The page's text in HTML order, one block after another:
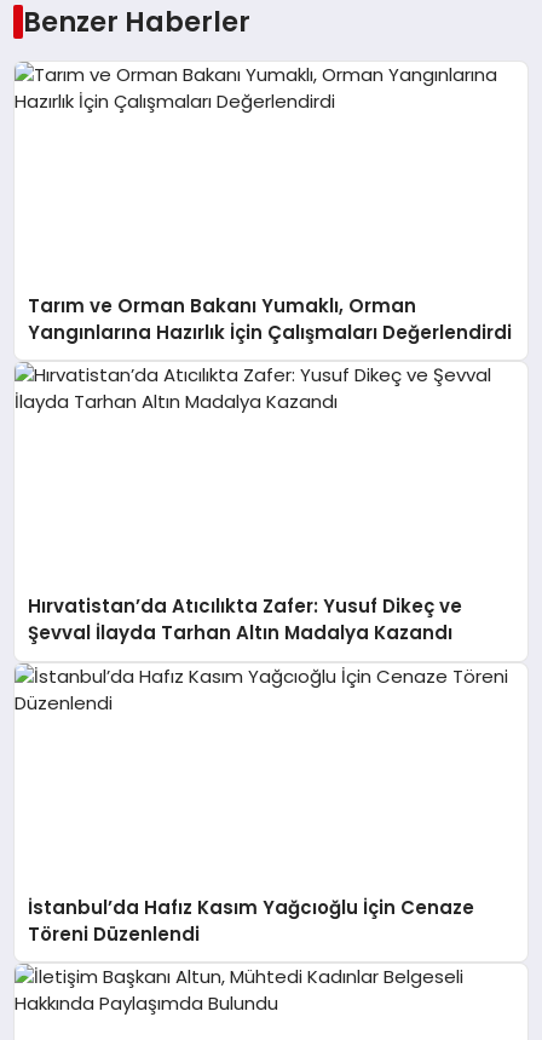
Benzer Haberler
Tarım ve Orman Bakanı Yumaklı, Orman
Yangınlarına Hazırlık İçin Çalışmaları Değerlendirdi
Hırvatistan’da Atıcılıkta Zafer: Yusuf Dikeç ve
Şevval İlayda Tarhan Altın Madalya Kazandı
İstanbul’da Hafız Kasım Yağcıoğlu İçin Cenaze
Töreni Düzenlendi